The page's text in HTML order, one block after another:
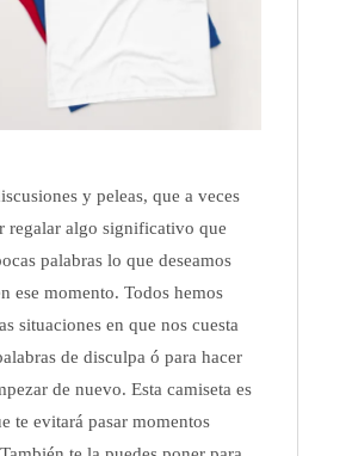
y peleas, que a veces
regalar algo significativo que
palabras lo que deseamos
ese momento. Todos hemos
situaciones en que nos cuesta
de disculpa ó para hacer
de nuevo. Esta camiseta es
te evitará pasar momentos